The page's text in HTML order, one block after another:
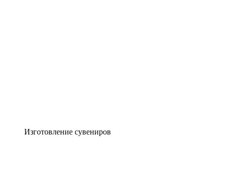
Изготовление сувениров